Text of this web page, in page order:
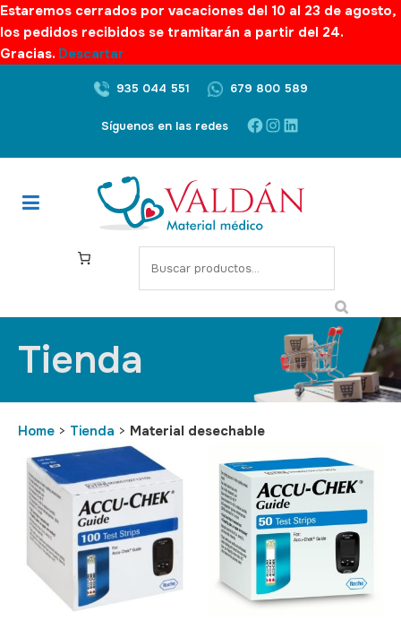
Estaremos cerrados por vacaciones del 10 al 23 de agosto,
los pedidos recibidos se tramitarán a partir del 24.
Gracias. Descartar
935 044 551 679 800 589
Síguenos en las redes
Tienda
Home > Tienda > Material desechable